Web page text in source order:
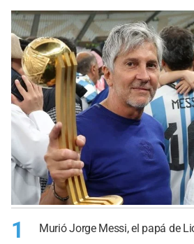
1 Murió Jorge Messi, el papá de